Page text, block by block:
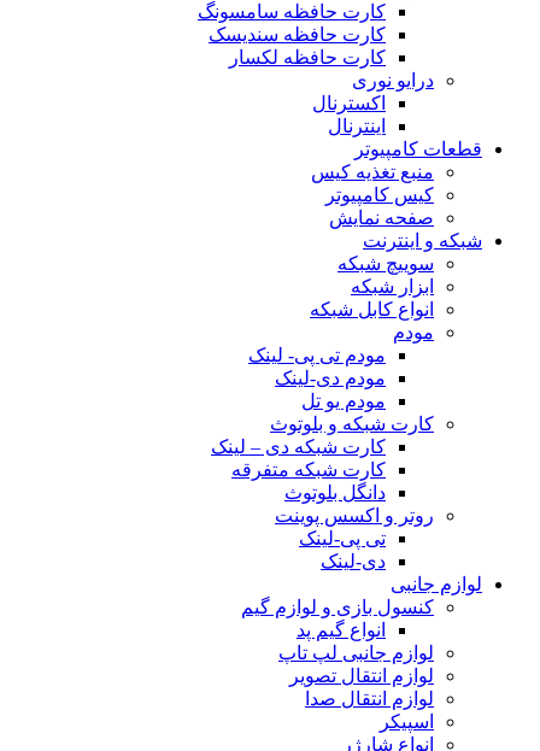
کارت حافظه سامسونگ
کارت حافظه سندیسک
کارت حافظه لکسار
درایو نوری
اکسترنال
اینترنال
قطعات کامپیوتر
منبع تغذیه کیس
کیس کامپیوتر
صفحه نمایش
شبکه و اینترنت
سوییچ شبکه
ابزار شبکه
انواع کابل شبکه
مودم
مودم تی پی- لینک
مودم دی-لینک
مودم یو تل
کارت شبکه و بلوتوث
کارت شبکه دی – لینک
کارت شبکه متفرقه
دانگل بلوتوث
روتر و اکسس پوینت
تی پی-لینک
دی-لینک
لوازم جانبی
کنسول بازی و لوازم گیم
انواع گیم پد
لوازم جانبی لپ تاپ
لوازم انتقال تصویر
لوازم انتقال صدا
اسپیکر
انواع شارژر